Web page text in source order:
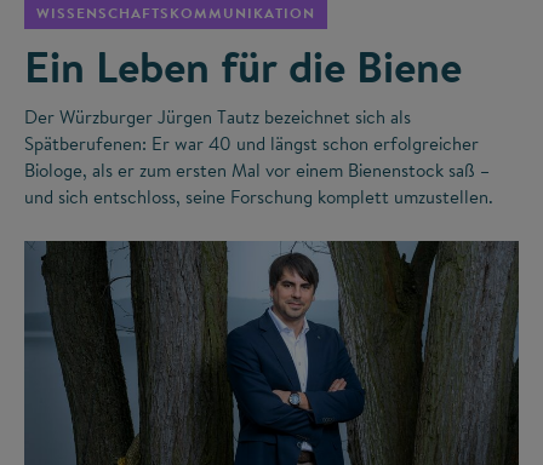
WISSENSCHAFTSKOMMUNIKATION
Ein Leben für die Biene
Der Würzburger Jürgen Tautz bezeichnet sich als
Spätberufenen: Er war 40 und längst schon erfolgreicher
Biologe, als er zum ersten Mal vor einem Bienenstock saß –
und sich entschloss, seine Forschung komplett umzustellen.